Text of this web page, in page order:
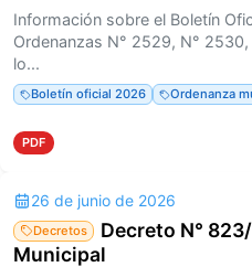
Información sobre el Boletín
Ordenanzas N° 2529, N°
lo...
Boletín oficial 2026 Ordenanza
PDF
26 de junio de 2026
Decretos
Decreto N°
Municipal